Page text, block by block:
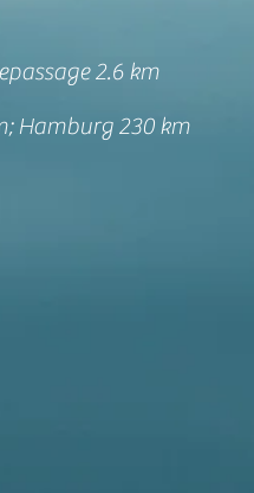
2.6 km
Hamburg 230 km